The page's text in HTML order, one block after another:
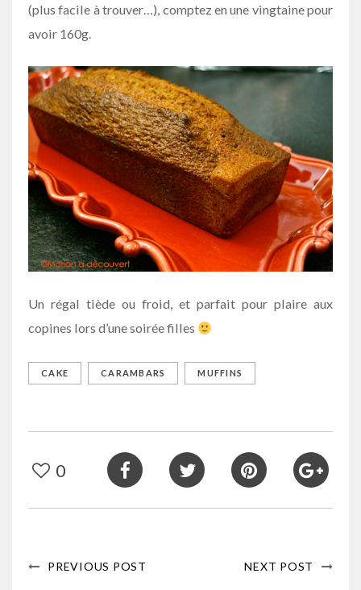
(plus facile à trouver…), comptez en une vingtaine pour
avoir 160g.
Un régal tiède ou froid, et parfait pour plaire aux
copines lors d’une soirée filles
CAKE CARAMBARS MUFFINS
0
PREVIOUS POST NEXT POST